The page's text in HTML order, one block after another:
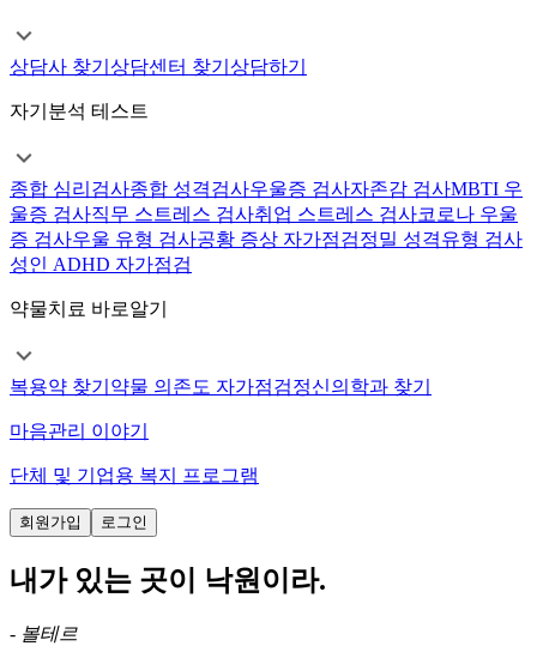
상담사 찾기 상담센터 찾기 상담하기
자기분석 테스트
종합 심리검사종합 성격검사우울증 검사자존감 검사MBTI 우
울증 검사직무 스트레스 검사취업 스트레스 검사코로나 우울
증 검사우울 유형 검사공황 증상 자가점검정밀 성격유형 검사
성인 ADHD 자가점검
약물치료 바로알기
복용약 찾기 약물 의존도 자가점검정신의학과 찾기
마음관리 이야기
단체 및 기업용 복지 프로그램
회원가입 로그인
내가 있는 곳이 낙원이라.
- 볼테르